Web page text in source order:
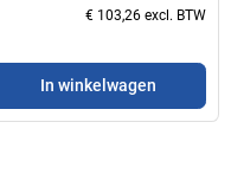
€ 103,26 excl. BTW
In winkelwagen